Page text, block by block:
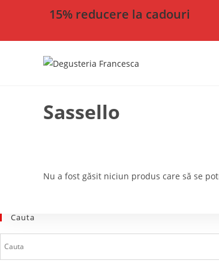
15% reducere la cadouri
Sassello
Nu a fost găsit niciun produs care să se
Cauta